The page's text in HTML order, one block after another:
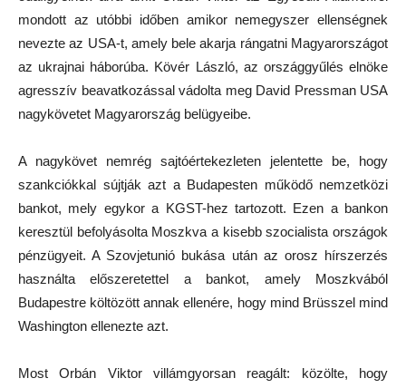
mondott az utóbbi időben amikor nemegyszer ellenségnek
nevezte az USA-t, amely bele akarja rángatni Magyarországot
az ukrajnai háborúba. Kövér László, az országgyűlés elnöke
agresszív beavatkozással vádolta meg David Pressman USA
nagykövetet Magyarország belügyeibe.
A nagykövet nemrég sajtóértekezleten jelentette be, hogy
szankciókkal sújtják azt a Budapesten működő nemzetközi
bankot, mely egykor a KGST-hez tartozott. Ezen a bankon
keresztül befolyásolta Moszkva a kisebb szocialista országok
pénzügyeit. A Szovjetunió bukása után az orosz hírszerzés
használta előszeretettel a bankot, amely Moszkvából
Budapestre költözött annak ellenére, hogy mind Brüsszel mind
Washington ellenezte azt.
Most Orbán Viktor villámgyorsan reagált: közölte, hogy